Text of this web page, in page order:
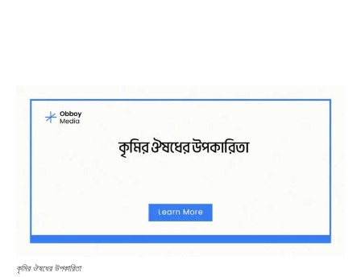
কৃমির ঔষধের উপকারিতা